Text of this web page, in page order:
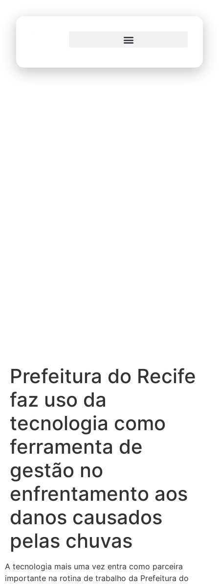
Prefeitura do Recife
faz uso da
tecnologia como
ferramenta de
gestão no
enfrentamento aos
danos causados
pelas chuvas
A tecnologia mais uma vez entra como parceira
importante na rotina de trabalho da Prefeitura do